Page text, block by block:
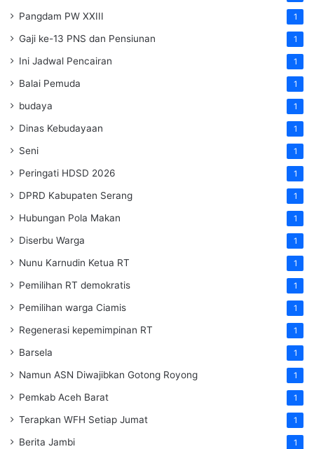
Pangdam PW XXIII 1
Gaji ke-13 PNS dan Pensiunan 1
Ini Jadwal Pencairan 1
Balai Pemuda 1
budaya 1
Dinas Kebudayaan 1
Seni 1
Peringati HDSD 2026 1
DPRD Kabupaten Serang 1
Hubungan Pola Makan 1
Diserbu Warga 1
Nunu Karnudin Ketua RT 1
Pemilihan RT demokratis 1
Pemilihan warga Ciamis 1
Regenerasi kepemimpinan RT 1
Barsela 1
Namun ASN Diwajibkan Gotong Royong 1
Pemkab Aceh Barat 1
Terapkan WFH Setiap Jumat 1
Berita Jambi 1